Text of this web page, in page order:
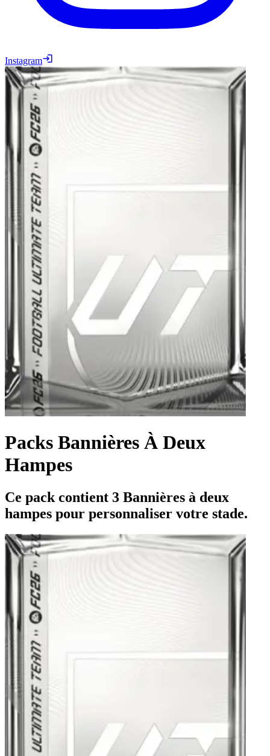
Instagram
Packs Bannières À Deux
Hampes
Ce pack contient 3 Bannières à deux
hampes pour personnaliser votre stade.